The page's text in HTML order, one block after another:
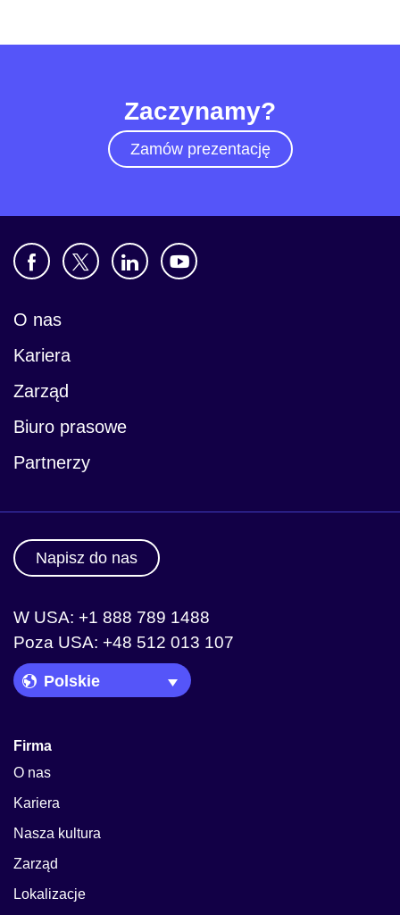
Zaczynamy?
Zamów prezentację
O nas
Kariera
Zarząd
Biuro prasowe
Partnerzy
Napisz do nas
W USA: +1 888 789 1488
Poza USA: +48 512 013 107
Language Picker
Firma
O nas
Kariera
Nasza kultura
Zarząd
Lokalizacje